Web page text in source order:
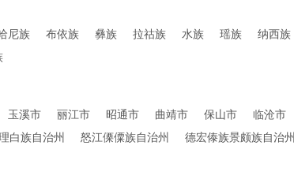
尼族 布依族 彝族 拉祜族 水族 瑶族 纳西族
玉溪市 丽江市 昭通市 曲靖市 保山市 临沧市
白族自治州 怒江傈僳族自治州 德宏傣族景颇族自治州